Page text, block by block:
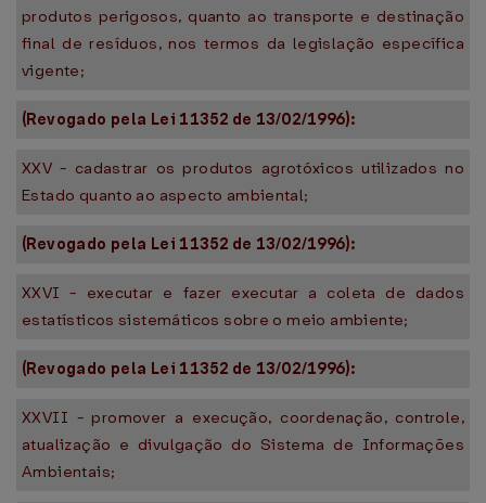
produtos perigosos, quanto ao transporte e destinação
final de resíduos, nos termos da legislação específica
vigente;
(Revogado pela Lei 11352 de 13/02/1996):
XXV - cadastrar os produtos agrotóxicos utilizados no
Estado quanto ao aspecto ambiental;
(Revogado pela Lei 11352 de 13/02/1996):
XXVI - executar e fazer executar a coleta de dados
estatísticos sistemáticos sobre o meio ambiente;
(Revogado pela Lei 11352 de 13/02/1996):
XXVII - promover a execução, coordenação, controle,
atualização e divulgação do Sistema de Informações
Ambientais;